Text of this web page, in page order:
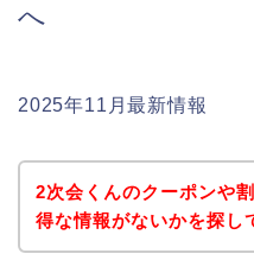
へ
2025年11月最新情報
2次会くんのクーポンや
得な情報がないかを探し